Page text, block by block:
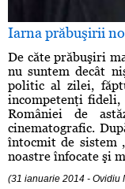
Iarna prăbuşirii
De căte prăbuşiri
nu suntem decât
politic al zilei,
incompetenţi
României de
cinematografic.
întocmit de sistem
noastre înfocate şi
(31 ianuarie 2014 - Ovidiu